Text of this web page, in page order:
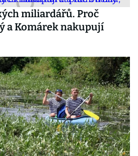
miliardářů. Proč
a Komárek nakupují